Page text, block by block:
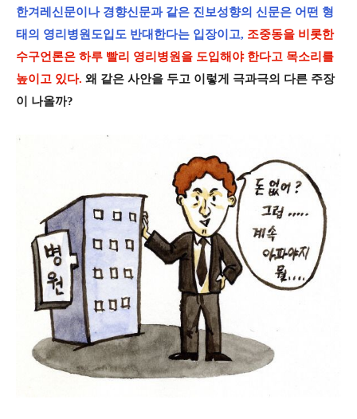
한겨레신문이나 경향신문과 같은 진보성향의 신문은 어떤 형
태의 영리병원도입도 반대한다는 입장이고, 조중동을 비롯한
수구언론은 하루 빨리 영리병원을 도입해야 한다고 목소리를
높이고 있다. 왜 같은 사안을 두고 이렇게 극과극의 다른 주장
이 나올까?